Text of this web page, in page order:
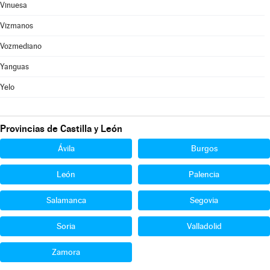
Vinuesa
Vizmanos
Vozmediano
Yanguas
Yelo
Provincias de Castilla y León
Ávila Burgos
León Palencia
Salamanca Segovia
Soria Valladolid
Zamora